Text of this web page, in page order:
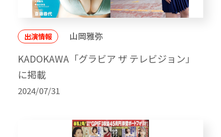
出演情報 山岡雅弥
KADOKAWA「グラビア ザ テレビジョン」
に掲載
2024/07/31